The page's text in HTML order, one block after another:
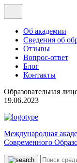
Об академии
Сведения об
Отзывы
Вопрос-ответ
Блог
Контакты
Образовательная
19.06.2023
Международная
Современного